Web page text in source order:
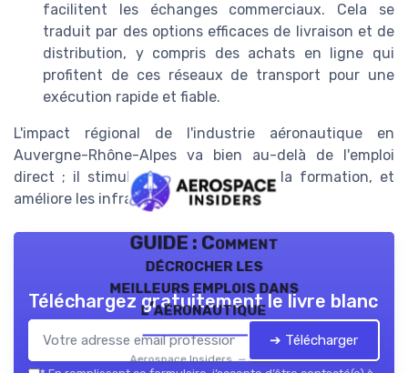
facilitent les échanges commerciaux. Cela se
traduit par des options efficaces de livraison et de
distribution, y compris des achats en ligne qui
profitent de ces réseaux de transport pour une
exécution rapide et fiable.
L'impact régional de l'industrie aéronautique en
Auvergne-Rhône-Alpes va bien au-delà de l'emploi
direct ; il stimule aussi l'innovation, la formation, et
améliore les infrastructures locales.
GUIDE : Comment
décrocher les
meilleurs emplois dans
l’aéronautique
Aerospace Insiders — 2026
Téléchargez gratuitement le livre blanc
➔ Télécharger